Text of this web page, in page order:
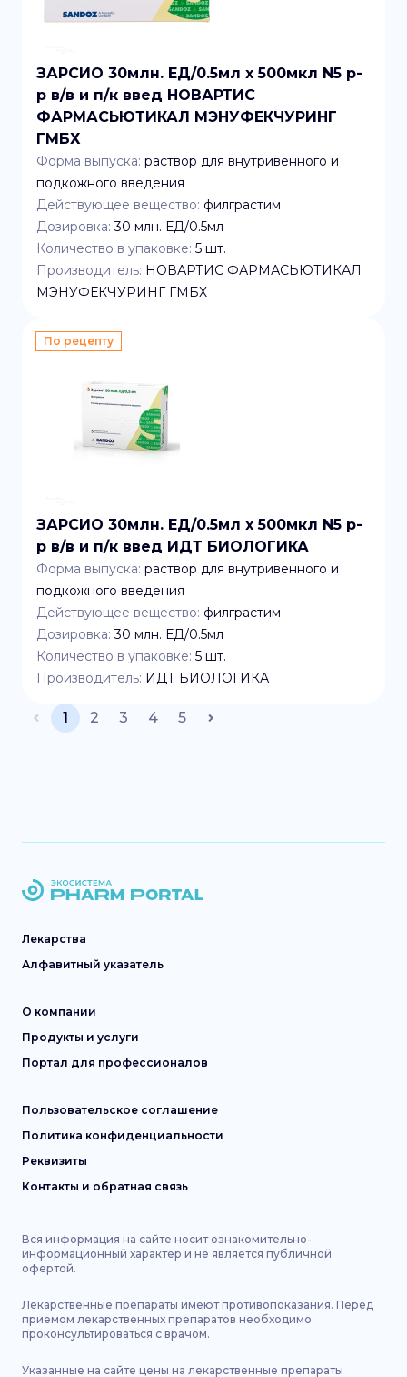
ЗАРСИО 30млн. ЕД/0.5мл x 500мкл N5 р-
р в/в и п/к введ НОВАРТИС
ФАРМАСЬЮТИКАЛ МЭНУФЕКЧУРИНГ
ГМБХ
Форма выпуска: раствор для внутривенного и
подкожного введения
Действующее вещество: филграстим
Дозировка: 30 млн. ЕД/0.5мл
Количество в упаковке: 5 шт.
Производитель: НОВАРТИС ФАРМАСЬЮТИКАЛ
МЭНУФЕКЧУРИНГ ГМБХ
По рецепту
ЗАРСИО 30млн. ЕД/0.5мл x 500мкл N5 р-
р в/в и п/к введ ИДТ БИОЛОГИКА
Форма выпуска: раствор для внутривенного и
подкожного введения
Действующее вещество: филграстим
Дозировка: 30 млн. ЕД/0.5мл
Количество в упаковке: 5 шт.
Производитель: ИДТ БИОЛОГИКА
1 2 3 4 5
Лекарства
Алфавитный указатель
О компании
Продукты и услуги
Портал для профессионалов
Пользовательское соглашение
Политика конфиденциальности
Реквизиты
Контакты и обратная связь
Вся информация на сайте носит ознакомительно-
информационный характер и не является публичной
офертой.
Лекарственные препараты имеют противопоказания. Перед
приемом лекарственных препаратов необходимо
проконсультироваться с врачом.
Указанные на сайте цены на лекарственные препараты